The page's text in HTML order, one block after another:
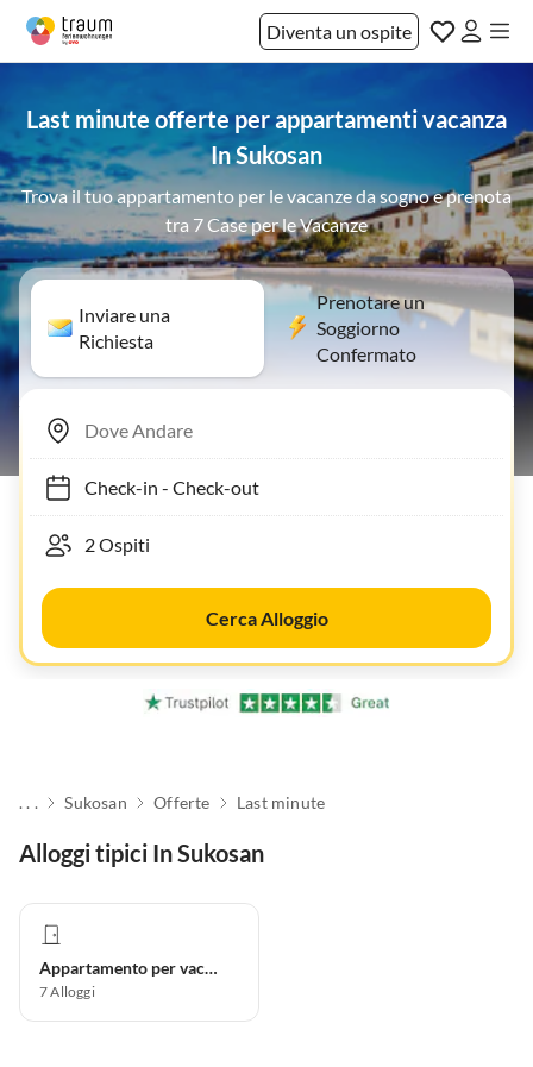
Diventa un ospite
Last minute offerte per appartamenti vacanza
In Sukosan
Trova il tuo appartamento per le vacanze da sogno e prenota
tra 7 Case per le Vacanze
Inviare una
Richiesta
Prenotare un
Soggiorno
Confermato
Check-in- Check-out
Cerca Alloggio
. . . Sukosan Offerte Last minute
Alloggi tipici In Sukosan
Appartamento per vacanze
7Alloggi